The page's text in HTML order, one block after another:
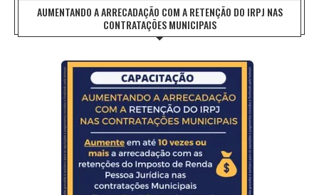
AUMENTANDO A ARRECADAÇÃO COM A RETENÇÃO DO IRPJ NAS
CONTRATAÇÕES MUNICIPAIS